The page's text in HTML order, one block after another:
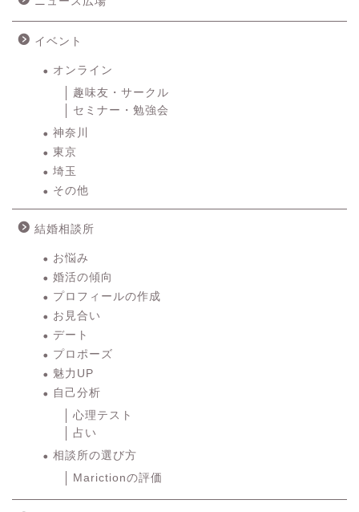
イベント
オンライン
趣味友・サークル
セミナー・勉強会
神奈川
東京
埼玉
その他
結婚相談所
お悩み
婚活の傾向
プロフィールの作成
お見合い
デート
プロポーズ
魅力UP
自己分析
心理テスト
占い
相談所の選び方
Marictionの評価